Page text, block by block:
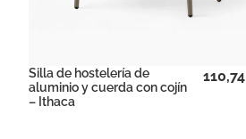
Silla de hostelería de
aluminio y cuerda con cojín
– Ithaca
110,74